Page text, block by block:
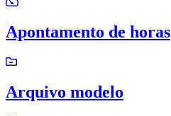
Apontamento de horas
Arquivo modelo